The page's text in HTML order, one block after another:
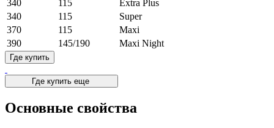
340 115
Extra Plus
340
115
Super
370
115
Maxi
390
145/190 Maxi Night
Где купить
Где купить еще
Основные свойства